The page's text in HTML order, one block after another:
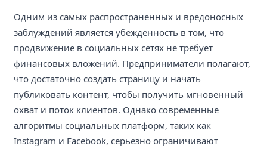
Одним из самых распространенных и вредоносных
заблуждений является убежденность в том, что
продвижение в социальных сетях не требует
финансовых вложений. Предприниматели полагают,
что достаточно создать страницу и начать
публиковать контент, чтобы получить мгновенный
охват и поток клиентов. Однако современные
алгоритмы социальных платформ, таких как
Instagram и Facebook, серьезно ограничивают